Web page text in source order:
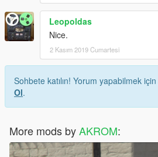
Leopoldas
Nice.
2 Kasım 2019 Cumartesi
Sohbete katılın! Yorum yapabilmek için
Ol.
More mods byAKROM: